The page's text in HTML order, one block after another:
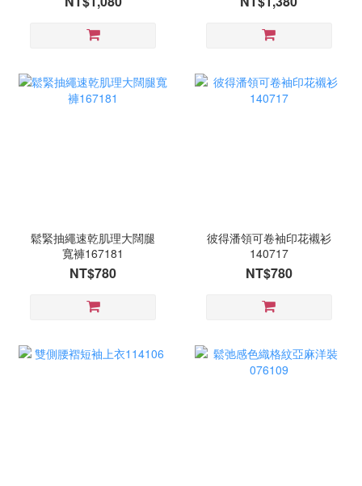
鬆緊抽繩速乾肌理大闊腿
寬褲167181
NT$780
彼得潘領可卷袖印花襯衫
140717
NT$780